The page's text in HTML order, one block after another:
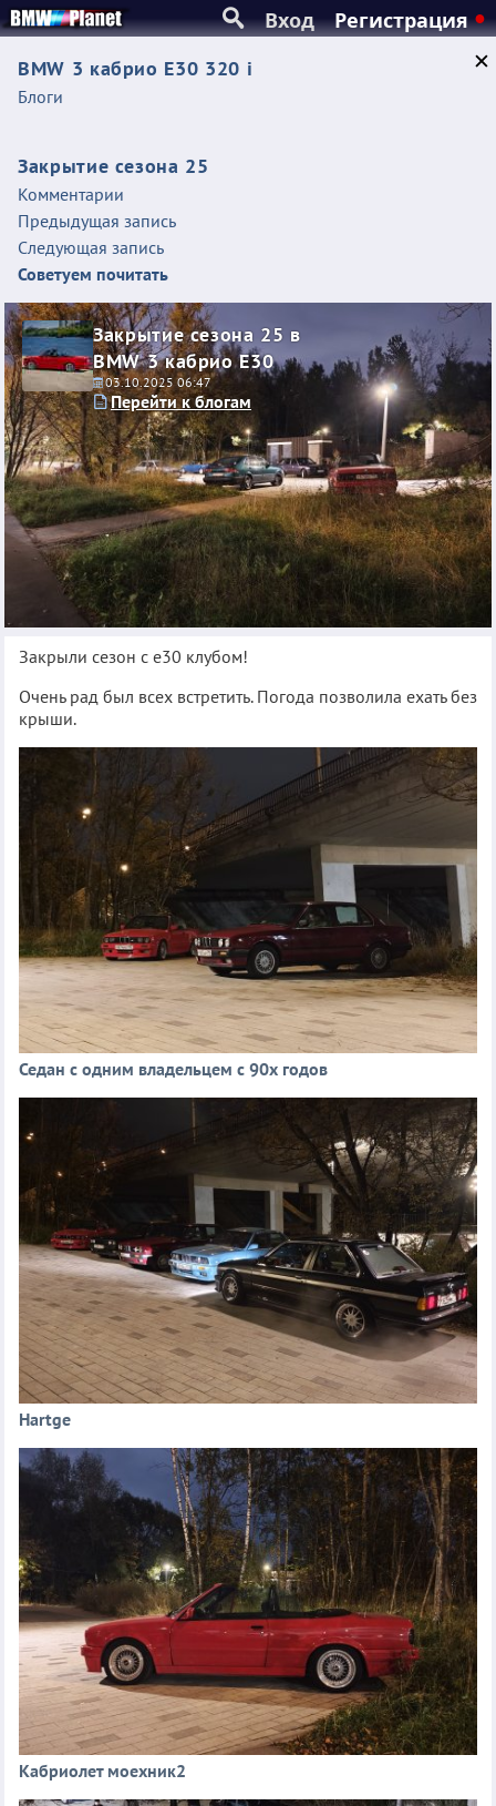
Вход Регистрация
BMW 3 кабрио E30 320 i
Блоги
Закрытие сезона 25
Комментарии
Предыдущая запись
Следующая запись
Советуем почитать
Закрытие сезона 25 в
BMW 3 кабрио E30
03.10.2025 06:47
Перейти к блогам
Закрыли сезон с е30 клубом!
Очень рад был всех встретить. Погода позволила ехать без
крыши.
Седан с одним владельцем с 90х годов
Hartge
Кабриолет моехник2